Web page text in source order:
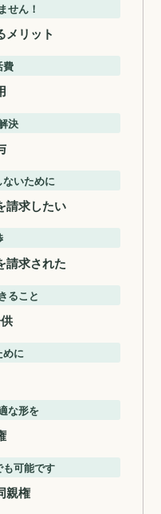
せん！
メリット
費
決
いために
請求したい
請求された
ること
めに
な形を
可能です
親権